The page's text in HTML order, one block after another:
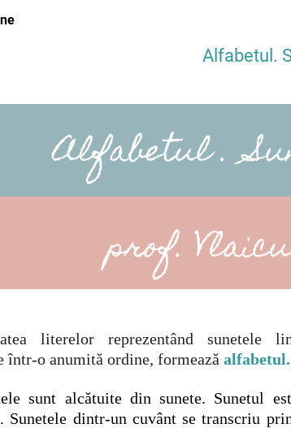
Alfabetul.
literelor reprezentând sunetele
într-o anumită ordine, formează alfabetul.
sunt alcătuite din sunete. Sunetul
Sunetele dintr-un cuvânt se transcriu